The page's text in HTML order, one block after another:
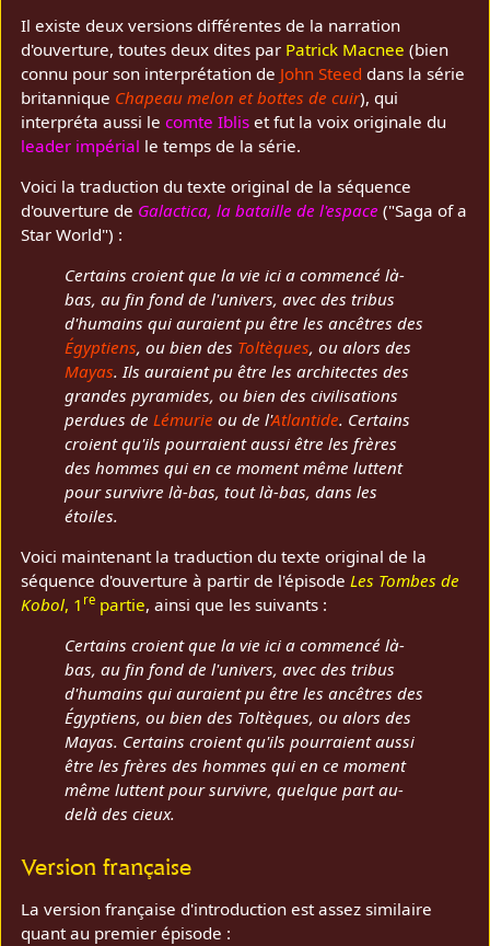
Il existe deux versions différentes de la narration
d'ouverture, toutes deux dites par Patrick Macnee (bien
connu pour son interprétation de John Steed dans la série
britannique Chapeau melon et bottes de cuir), qui
interpréta aussi lecomte Iblis et fut la voix originale du
leader impérial le temps de la série.
Voici la traduction du texte original de la séquence
d'ouverture de Galactica, la bataille de l'espace ("Saga of a
Star World") :
Certains croient que la vie ici a commencé là-
bas, au fin fond de l'univers, avec des tribus
d'humains qui auraient pu être les ancêtres des
Égyptiens, ou bien des Toltèques, ou alors des
Mayas. Ils auraient pu être les architectes des
grandes pyramides, ou bien des civilisations
perdues de Lémurie ou de l'Atlantide. Certains
croient qu'ils pourraient aussi être les frères
des hommes qui en ce moment même luttent
pour survivre là-bas, tout là-bas, dans les
étoiles.
Voici maintenant la traduction du texte original de la
séquence d'ouverture à partir de l'épisodeLes Tombes de
Kobol, 1 re partie, ainsi que les suivants :
Certains croient que la vie ici a commencé là-
bas, au fin fond de l'univers, avec des tribus
d'humains qui auraient pu être les ancêtres des
Égyptiens, ou bien des Toltèques, ou alors des
Mayas. Certains croient qu'ils pourraient aussi
être les frères des hommes qui en ce moment
même luttent pour survivre, quelque part au-
delà des cieux.
Version française
La version française d'introduction est assez similaire
quant au premier épisode :